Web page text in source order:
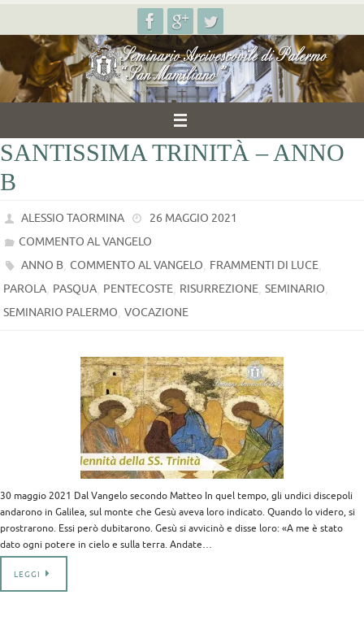
contenuto
SANTISSIMA TRINITÀ – ANNO
B
ALESSIO TAORMINA
26 MAGGIO 2021
COMMENTO AL VANGELO
ANNO B,COMMENTO AL VANGELO, FRAMMENTI DI LUCE,
PAROLA, PASQUA, PENTECOSTE, RISURREZIONE, SEMINARIO,
SEMINARIO PALERMO, VOCAZIONE
30 maggio 2021 Dal Vangelo secondo Matteo In quel tempo, gli undici discepoli
andarono in Galilea, sul monte che Gesù aveva loro indicato. Quando lo videro, si
prostrarono. Essi però dubitarono. Gesù si avvicinò e disse loro: «A me è stato
dato ogni potere in cielo e sulla terra. Andate…
LEGGI